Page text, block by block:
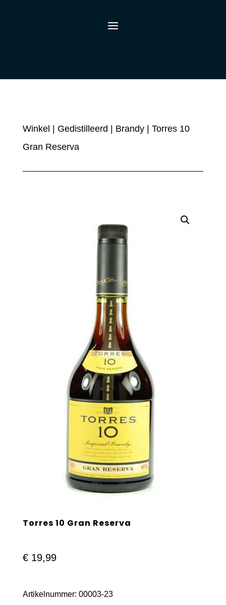
Winkel Gedistilleerd Brandy| Torres 10
Gran Reserva
Torres 10 Gran Reserva
€19,99
Artikelnummer: 00003-23